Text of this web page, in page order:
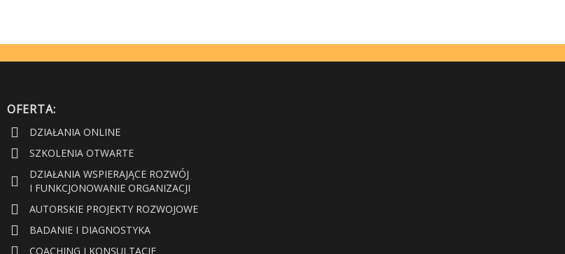
OFERTA:
DZIAŁANIA ONLINE
SZKOLENIA OTWARTE
DZIAŁANIA WSPIERAJĄCE ROZWÓJ
I FUNKCJONOWANIE ORGANIZACJI
AUTORSKIE PROJEKTY ROZWOJOWE
BADANIE I DIAGNOSTYKA
COACHING I KONSULTACJE